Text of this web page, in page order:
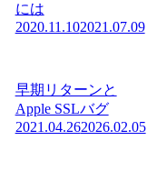
には
2020.11.102021.07.09
早期リターンと
Apple SSLバグ
2021.04.262026.02.05